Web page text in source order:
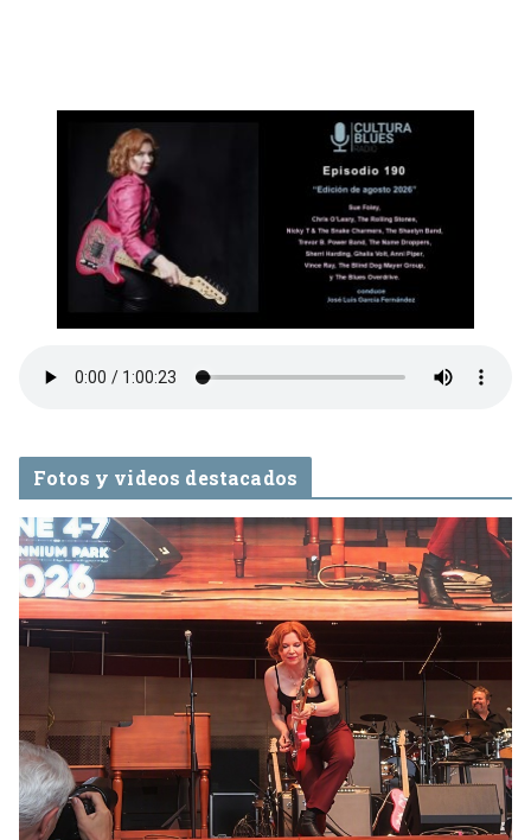
Fotos y videos destacados